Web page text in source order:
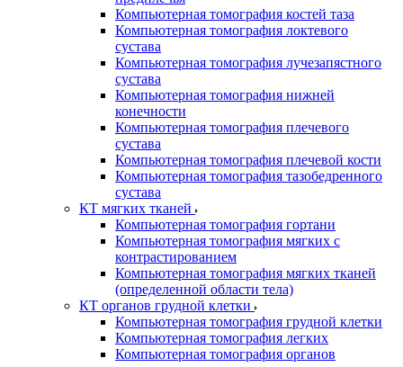
Компьютерная томография костей таза
Компьютерная томография локтевого
сустава
Компьютерная томография лучезапястного
сустава
Компьютерная томография нижней
конечности
Компьютерная томография плечевого
сустава
Компьютерная томография плечевой кости
Компьютерная томография тазобедренного
сустава
КТ мягких тканей
Компьютерная томография гортани
Компьютерная томография мягких с
контрастированием
Компьютерная томография мягких тканей
(определенной области тела)
КТ органов грудной клетки
Компьютерная томография грудной клетки
Компьютерная томография легких
Компьютерная томография органов